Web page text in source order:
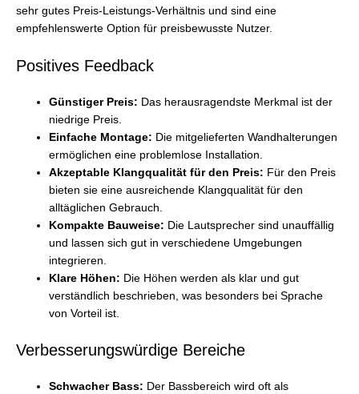
sehr gutes Preis-Leistungs-Verhältnis und sind eine
empfehlenswerte Option für preisbewusste Nutzer.
Positives Feedback
Günstiger Preis: Das herausragendste Merkmal ist der
niedrige Preis.
Einfache Montage: Die mitgelieferten Wandhalterungen
ermöglichen eine problemlose Installation.
Akzeptable Klangqualität für den Preis: Für den Preis
bieten sie eine ausreichende Klangqualität für den
alltäglichen Gebrauch.
Kompakte Bauweise: Die Lautsprecher sind unauffällig
und lassen sich gut in verschiedene Umgebungen
integrieren.
Klare Höhen: Die Höhen werden als klar und gut
verständlich beschrieben, was besonders bei Sprache
von Vorteil ist.
Verbesserungswürdige Bereiche
Schwacher Bass: Der Bassbereich wird oft als